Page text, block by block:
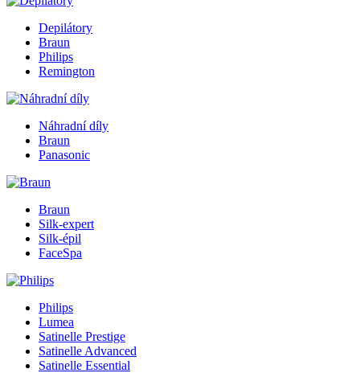
Depilátory
Braun
Philips
Remington
Náhradní díly
Braun
Panasonic
Braun
Silk-expert
Silk-épil
FaceSpa
Philips
Lumea
Satinelle Prestige
Satinelle Advanced
Satinelle Essential